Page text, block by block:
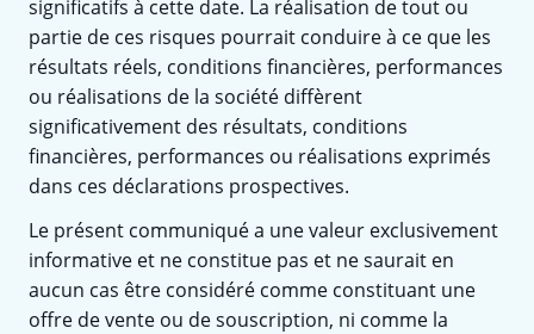
significatifs à cette date. La réalisation de tout ou
partie de ces risques pourrait conduire à ce que les
résultats réels, conditions financières, performances
ou réalisations de la société diffèrent
significativement des résultats, conditions
financières, performances ou réalisations exprimés
dans ces déclarations prospectives.
Le présent communiqué a une valeur exclusivement
informative et ne constitue pas et ne saurait en
aucun cas être considéré comme constituant une
offre de vente ou de souscription, ni comme la